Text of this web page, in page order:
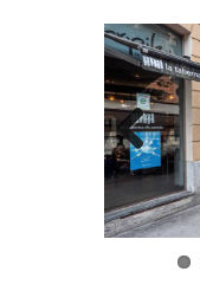
Previo
us